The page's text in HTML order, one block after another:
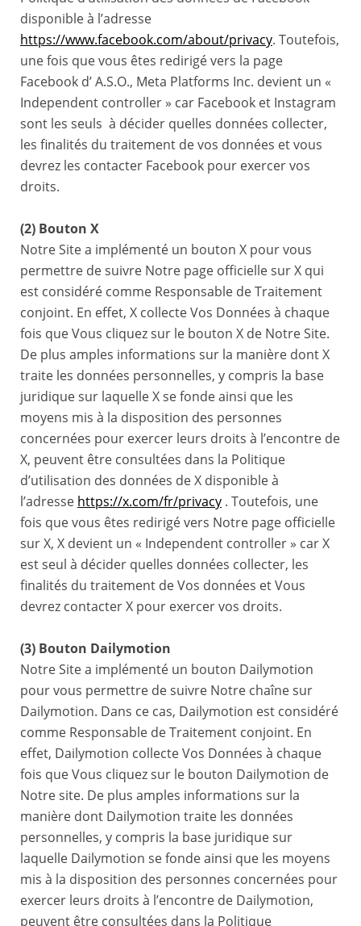
disponible à l’adresse
https://www.facebook.com/about/privacy. Toutefois,
une fois que vous êtes redirigé vers la page
Facebook d’ A.S.O., Meta Platforms Inc. devient un «
Independent controller » car Facebook et Instagram
sont les seuls à décider quelles données collecter,
les finalités du traitement de vos données et vous
devrez les contacter Facebook pour exercer vos
droits.
(2) Bouton X
Notre Site a implémenté un bouton X pour vous
permettre de suivre Notre page officielle sur X qui
est considéré comme Responsable de Traitement
conjoint. En effet, X collecte Vos Données à chaque
fois que Vous cliquez sur le bouton X de Notre Site.
De plus amples informations sur la manière dont X
traite les données personnelles, y compris la base
juridique sur laquelle X se fonde ainsi que les
moyens mis à la disposition des personnes
concernées pour exercer leurs droits à l’encontre de
X, peuvent être consultées dans la Politique
d’utilisation des données de X disponible à
l’adresse https://x.com/fr/privacy . Toutefois, une
fois que vous êtes redirigé vers Notre page officielle
sur X, X devient un « Independent controller » car X
est seul à décider quelles données collecter, les
finalités du traitement de Vos données et Vous
devrez contacter X pour exercer vos droits.
(3) Bouton Dailymotion
Notre Site a implémenté un bouton Dailymotion
pour vous permettre de suivre Notre chaîne sur
Dailymotion. Dans ce cas, Dailymotion est considéré
comme Responsable de Traitement conjoint. En
effet, Dailymotion collecte Vos Données à chaque
fois que Vous cliquez sur le bouton Dailymotion de
Notre site. De plus amples informations sur la
manière dont Dailymotion traite les données
personnelles, y compris la base juridique sur
laquelle Dailymotion se fonde ainsi que les moyens
mis à la disposition des personnes concernées pour
exercer leurs droits à l’encontre de Dailymotion,
peuvent être consultées dans la Politique